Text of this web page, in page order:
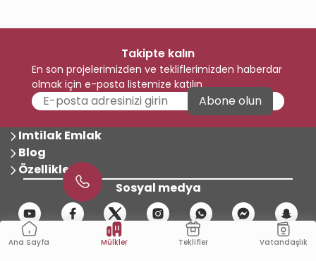
Ana Sayfa Mülkler Teklifler Vatandaşlık
Takipte kalın
En son projelerimizden ve tekliflerimizden haberdar
olmak için e-posta listemize katılın
Abone olun
Imtilak Emlak
Blog
Özellikler
Sosyal medya